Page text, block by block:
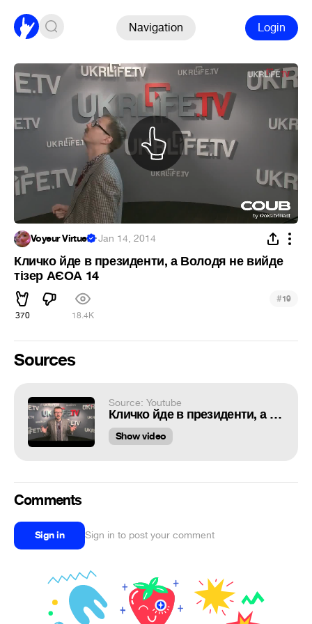
Navigation Login
Voyeur Virtuel ·Jan 14, 2014
Кличко йде в президенти, а Володя не вийде
тізер АЄОА 14
370 18.4K
#19
Sources
Source: Youtube
Кличко йде в президенти, а Володя не вийде тізер АЄОА 14
Show video
Comments
Sign in Sign in to post your comment